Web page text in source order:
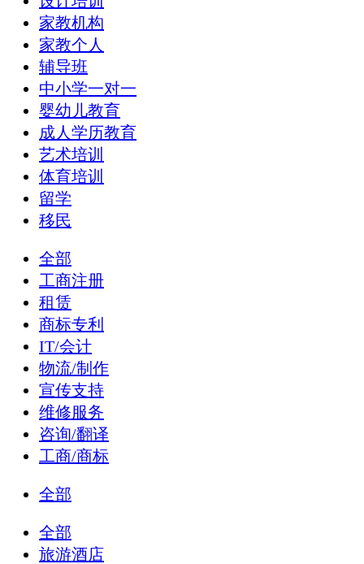
家教机构
家教个人
辅导班
中小学一对一
婴幼儿教育
成人学历教育
艺术培训
体育培训
留学
移民
全部
工商注册
租赁
商标专利
IT/会计
物流/制作
宣传支持
维修服务
咨询/翻译
工商/商标
全部
全部
旅游酒店